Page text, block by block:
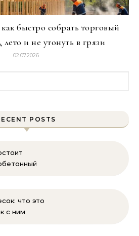
быстро собрать торговый
и не утонуть в грязи
02.07.2026
POSTS
что это
с ним